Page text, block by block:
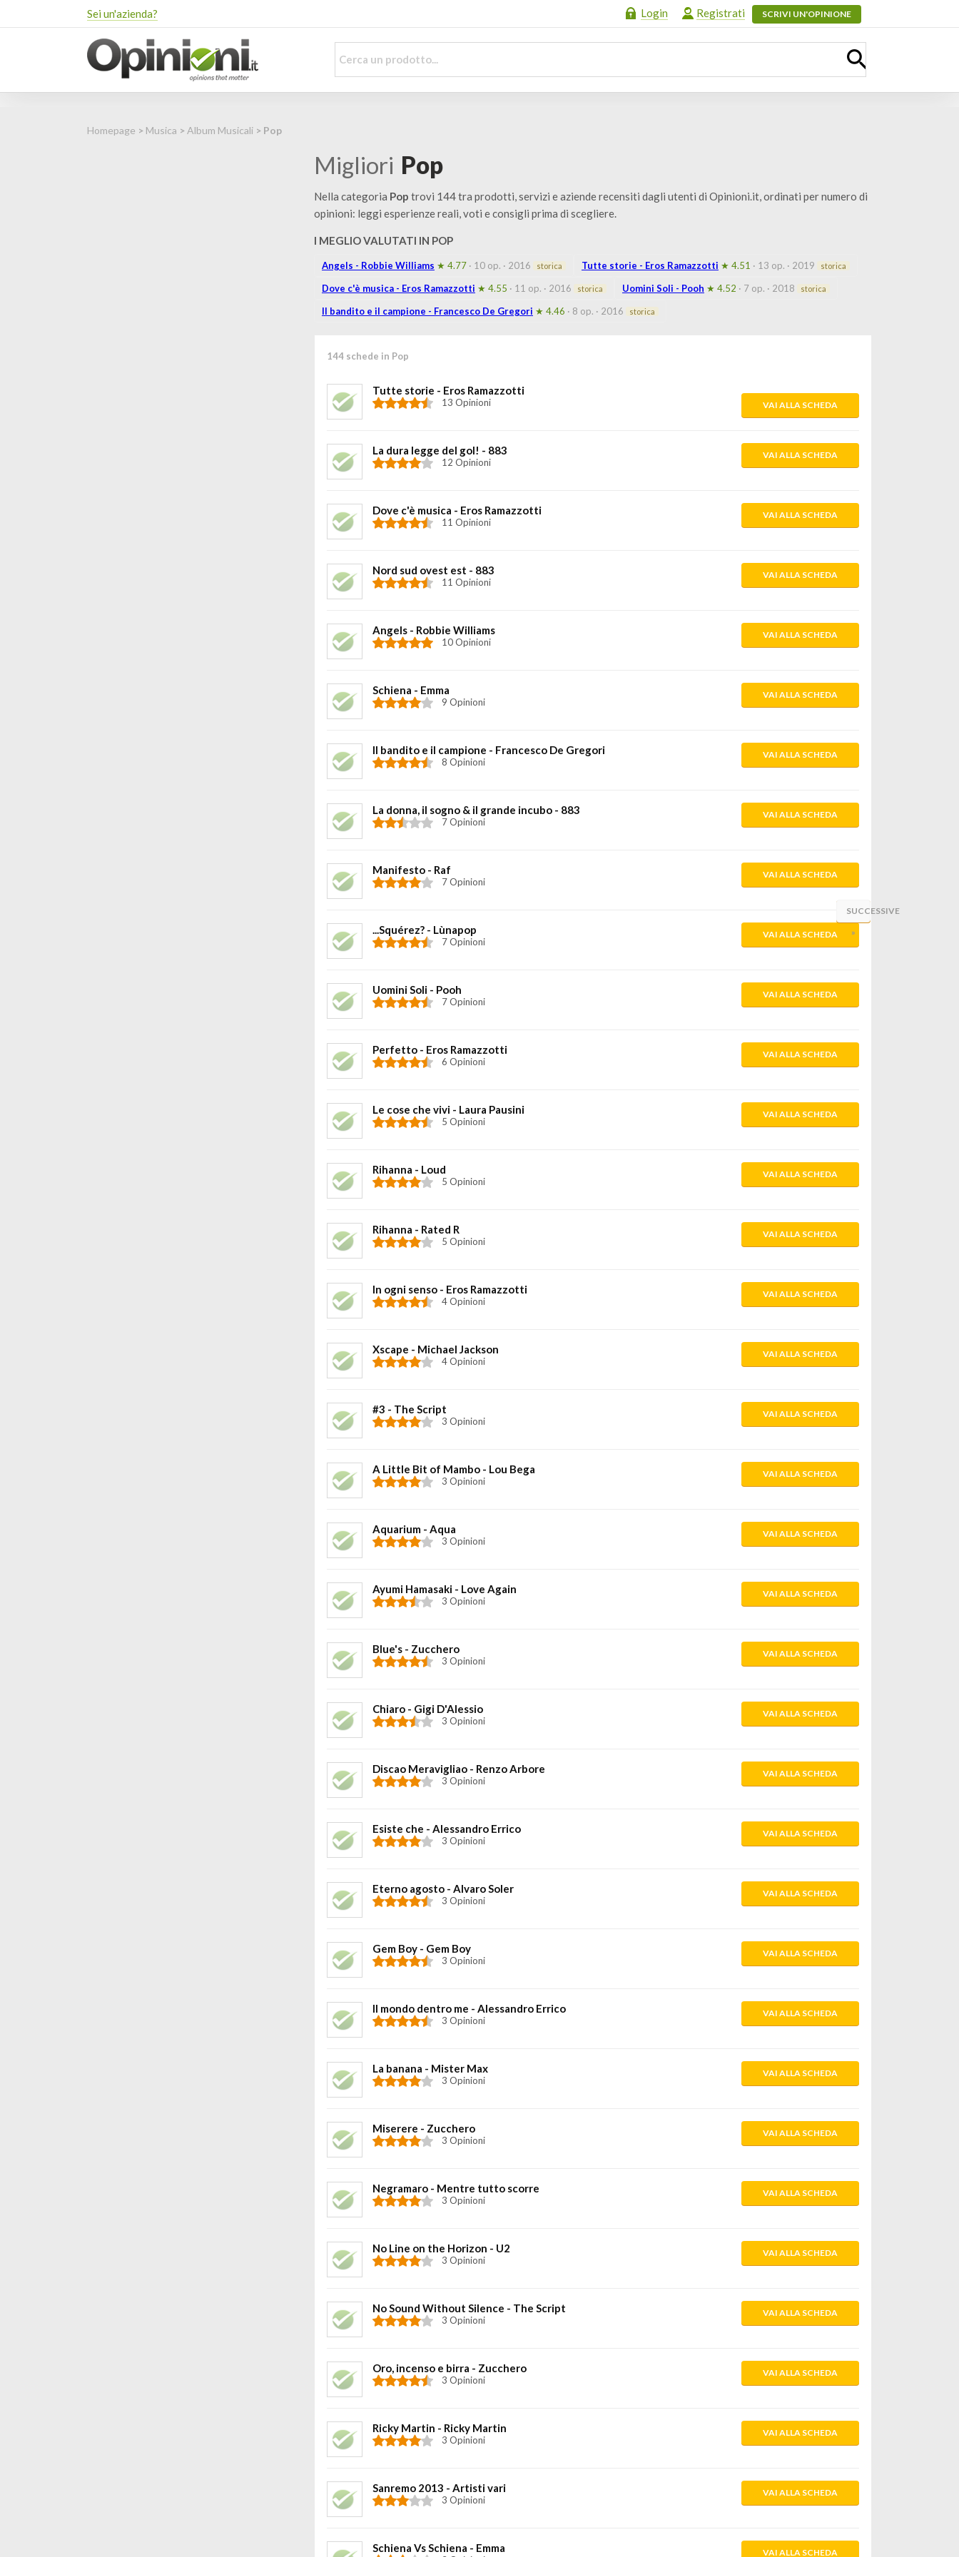
Sei un'azienda? Login Registrati SCRIVI UN'OPINIONE
Homepage > Musica > Album Musicali > Pop
Migliori Pop
Nella categoria Pop trovi 144 tra prodotti, servizi e aziende recensiti dagli utenti di Opinioni.it, ordinati per numero di
opinioni: leggi esperienze reali, voti e consigli prima di scegliere.
I MEGLIO VALUTATI IN POP
Angels - Robbie Williams ★ 4.77 · 10 op. · 2016 storica Tutte storie - Eros Ramazzotti ★ 4.51 · 13 op. · 2019 storica
Dove c'è musica - Eros Ramazzotti ★ 4.55 · 11 op. · 2016 storica Uomini Soli - Pooh ★ 4.52 · 7 op. · 2018 storica
Il bandito e il campione - Francesco De Gregori ★ 4.46 · 8 op. · 2016 storica
144 schede in Pop
Tutte storie - Eros Ramazzotti
13 Opinioni VAI ALLA SCHEDA
La dura legge del gol! - 883
12 Opinioni
VAI ALLA SCHEDA
Dove c'è musica - Eros Ramazzotti
11 Opinioni
VAI ALLA SCHEDA
Nord sud ovest est - 883
11 Opinioni
VAI ALLA SCHEDA
Angels - Robbie Williams
10 Opinioni
VAI ALLA SCHEDA
Schiena - Emma
9 Opinioni
VAI ALLA SCHEDA
Il bandito e il campione - Francesco De Gregori
8 Opinioni
VAI ALLA SCHEDA
La donna, il sogno & il grande incubo - 883
7 Opinioni
VAI ALLA SCHEDA
Manifesto - Raf
7 Opinioni
VAI ALLA SCHEDA
...Squérez? - Lùnapop
7 Opinioni
VAI ALLA SCHEDA
Uomini Soli - Pooh
7 Opinioni
VAI ALLA SCHEDA
Perfetto - Eros Ramazzotti
6 Opinioni
VAI ALLA SCHEDA
Le cose che vivi - Laura Pausini
5 Opinioni
VAI ALLA SCHEDA
Rihanna - Loud
5 Opinioni
VAI ALLA SCHEDA
Rihanna - Rated R
5 Opinioni
VAI ALLA SCHEDA
In ogni senso - Eros Ramazzotti
4 Opinioni
VAI ALLA SCHEDA
Xscape - Michael Jackson
4 Opinioni
VAI ALLA SCHEDA
#3 - The Script
3 Opinioni
VAI ALLA SCHEDA
A Little Bit of Mambo - Lou Bega
3 Opinioni
VAI ALLA SCHEDA
Aquarium - Aqua
3 Opinioni
VAI ALLA SCHEDA
Ayumi Hamasaki - Love Again
3 Opinioni
VAI ALLA SCHEDA
Blue's - Zucchero
3 Opinioni
VAI ALLA SCHEDA
Chiaro - Gigi D'Alessio
3 Opinioni
VAI ALLA SCHEDA
Discao Meravigliao - Renzo Arbore
3 Opinioni
VAI ALLA SCHEDA
Esiste che - Alessandro Errico
3 Opinioni
VAI ALLA SCHEDA
Eterno agosto - Alvaro Soler
3 Opinioni
VAI ALLA SCHEDA
Gem Boy - Gem Boy
3 Opinioni
VAI ALLA SCHEDA
Il mondo dentro me - Alessandro Errico
3 Opinioni
VAI ALLA SCHEDA
La banana - Mister Max
3 Opinioni
VAI ALLA SCHEDA
Miserere - Zucchero
3 Opinioni
VAI ALLA SCHEDA
Negramaro - Mentre tutto scorre
3 Opinioni
VAI ALLA SCHEDA
No Line on the Horizon - U2
3 Opinioni
VAI ALLA SCHEDA
No Sound Without Silence - The Script
3 Opinioni
VAI ALLA SCHEDA
Oro, incenso e birra - Zucchero
3 Opinioni
VAI ALLA SCHEDA
Ricky Martin - Ricky Martin
3 Opinioni
VAI ALLA SCHEDA
Sanremo 2013 - Artisti vari
3 Opinioni
VAI ALLA SCHEDA
Schiena Vs Schiena - Emma VAI ALLA SCHEDA
SUCCESSIVE
»